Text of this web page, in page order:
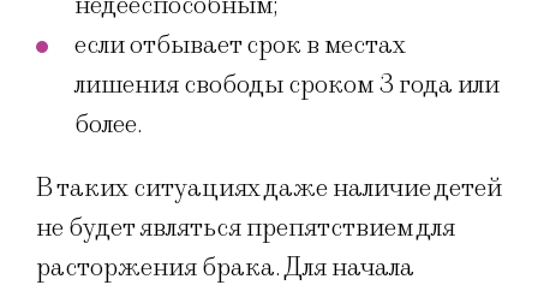
если отбывает срок в местах
лишения свободы сроком 3 года или
более.
В таких ситуациях даже наличие детей
не будет являться препятствием для
расторжения брака. Для начала